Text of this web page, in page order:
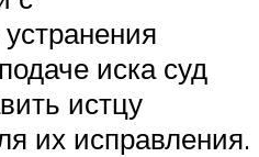
иска суд
истцу
их исправления.